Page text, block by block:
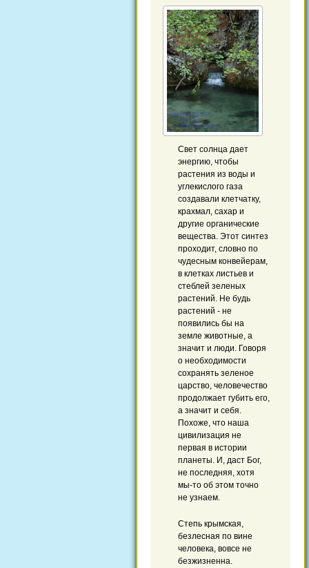
Свет солнца дает
энергию, чтобы
растения из воды и
углекислого газа
создавали клетчатку,
крахмал, сахар и
другие органические
вещества. Этот синтез
проходит, словно по
чудесным конвейерам,
в клетках листьев и
стеблей зеленых
растений. Не будь
растений - не
появились бы на
земле животные, а
значит и люди. Говоря
о необходимости
сохранять зеленое
царство, человечество
продолжает губить его,
а значит и себя.
Похоже, что наша
цивилизация не
первая в истории
планеты. И, даст Бог,
не последняя, хотя
мы-то об этом точно
не узнаем.
Степь крымская,
безлесная по вине
человека, вовсе не
безжизненна.